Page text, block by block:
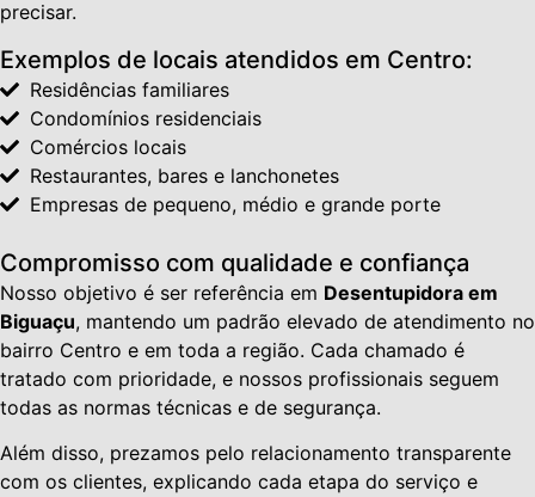
precisar.
Exemplos de locais atendidos em Centro:
Residências familiares
Condomínios residenciais
Comércios locais
Restaurantes, bares e lanchonetes
Empresas de pequeno, médio e grande porte
Compromisso com qualidade e confiança
Nosso objetivo é ser referência em Desentupidora em
Biguaçu, mantendo um padrão elevado de atendimento no
bairro Centro e em toda a região. Cada chamado é
tratado com prioridade, e nossos profissionais seguem
todas as normas técnicas e de segurança.
Além disso, prezamos pelo relacionamento transparente
com os clientes, explicando cada etapa do serviço e